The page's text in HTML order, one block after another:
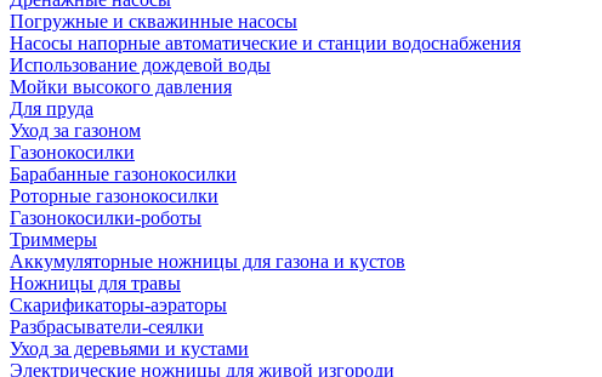
Погружные и скважинные насосы
Насосы напорные автоматические и станции водоснабжения
Использование дождевой воды
Мойки высокого давления
Для пруда
Уход за газоном
Газонокосилки
Барабанные газонокосилки
Роторные газонокосилки
Газонокосилки-роботы
Триммеры
Аккумуляторные ножницы для газона и кустов
Ножницы для травы
Скарификаторы-аэраторы
Разбрасыватели-сеялки
Уход за деревьями и кустами
Электрические ножницы для живой изгороди